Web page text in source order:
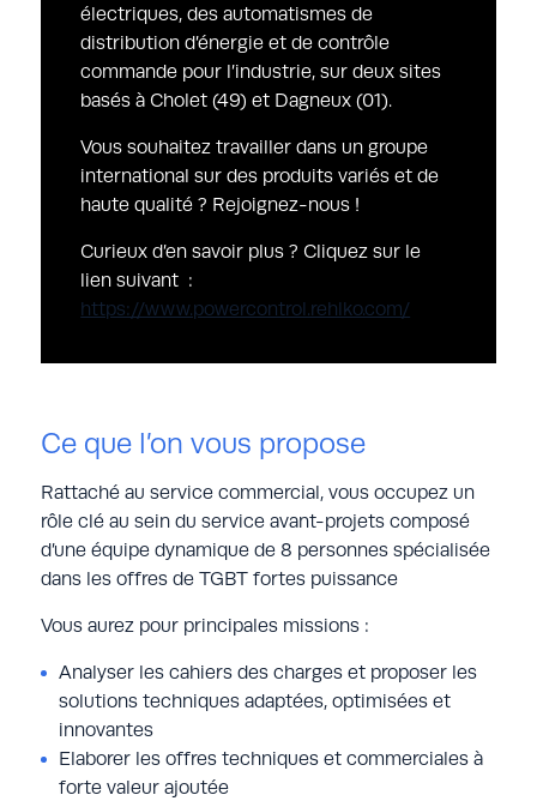
électriques, des automatismes de
distribution d’énergie et de contrôle
commande pour l’industrie, sur deux sites
basés à Cholet (49) et Dagneux (01).
Vous souhaitez travailler dans un groupe
international sur des produits variés et de
haute qualité ? Rejoignez-nous !
Curieux d’en savoir plus ? Cliquez sur le
lien suivant :
https://www.powercontrol.rehlko.com/
Ce que l’on vous propose
Rattaché au service commercial, vous occupez un
rôle clé au sein du service avant-projets composé
d’une équipe dynamique de 8 personnes spécialisée
dans les offres de TGBT fortes puissance
Vous aurez pour principales missions :
Analyser les cahiers des charges et proposer les
solutions techniques adaptées, optimisées et
innovantes
Elaborer les offres techniques et commerciales à
forte valeur ajoutée